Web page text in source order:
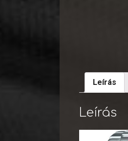
Leírás
Leírás